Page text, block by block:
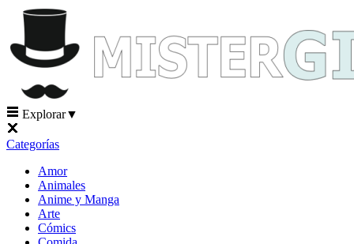
Explorar▼
Categorías
Amor
Animales
Anime y Manga
Arte
Cómics